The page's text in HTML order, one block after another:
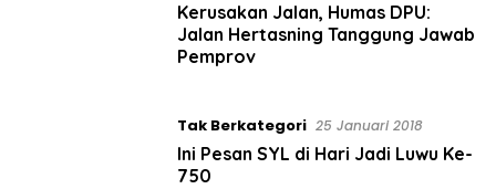
Kerusakan Jalan, Humas DPU:
Jalan Hertasning Tanggung Jawab
Pemprov
Tak Berkategori 25 Januari 2018
Ini Pesan SYL di Hari Jadi Luwu Ke-
750